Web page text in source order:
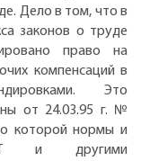
Дело в том, что в
законов о труде
право на
компенсаций в
Это
от 24.03.95 г. №
которой нормы и
и другими